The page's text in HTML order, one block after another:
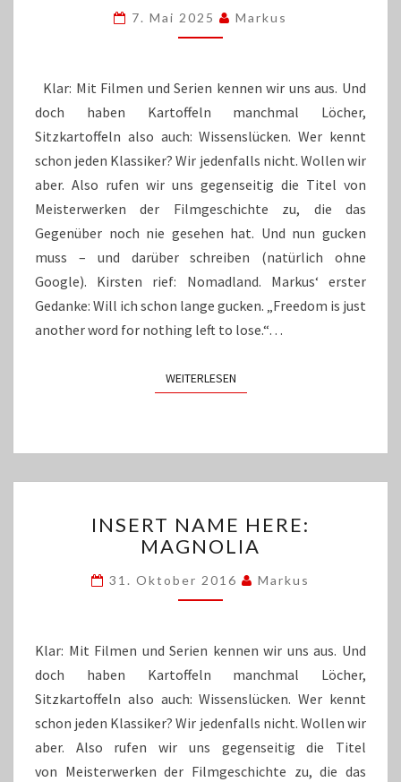
7. Mai 2025 Markus
Klar: Mit Filmen und Serien kennen wir uns aus. Und
doch haben Kartoffeln manchmal Löcher,
Sitzkartoffeln also auch: Wissenslücken. Wer kennt
schon jeden Klassiker? Wir jedenfalls nicht. Wollen wir
aber. Also rufen wir uns gegenseitig die Titel von
Meisterwerken der Filmgeschichte zu, die das
Gegenüber noch nie gesehen hat. Und nun gucken
muss – und darüber schreiben (natürlich ohne
Google). Kirsten rief: Nomadland. Markus‘ erster
Gedanke: Will ich schon lange gucken. „Freedom is just
another word for nothing left to lose.“…
WEITERLESENWEITERLESEN
NAME
HERE:
INSERT NAME HERE:
MAGNOLIA
31. Oktober 2016 Markus
Klar: Mit Filmen und Serien kennen wir uns aus. Und
doch haben Kartoffeln manchmal Löcher,
Sitzkartoffeln also auch: Wissenslücken. Wer kennt
schon jeden Klassiker? Wir jedenfalls nicht. Wollen wir
aber. Also rufen wir uns gegenseitig die Titel
von Meisterwerken der Filmgeschichte zu, die das